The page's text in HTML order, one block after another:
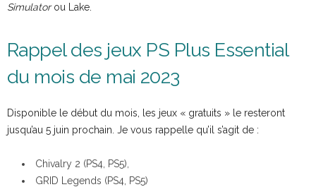
Simulatorou Lake.
Rappel des jeux PS Plus Essential
du mois de mai 2023
Disponible le début du mois, les jeux « gratuits » le resteront
jusqu’au 5 juin prochain. Je vous rappelle qu’il s’agit de :
Chivalry 2 (PS4, PS5),
GRID Legends (PS4, PS5)